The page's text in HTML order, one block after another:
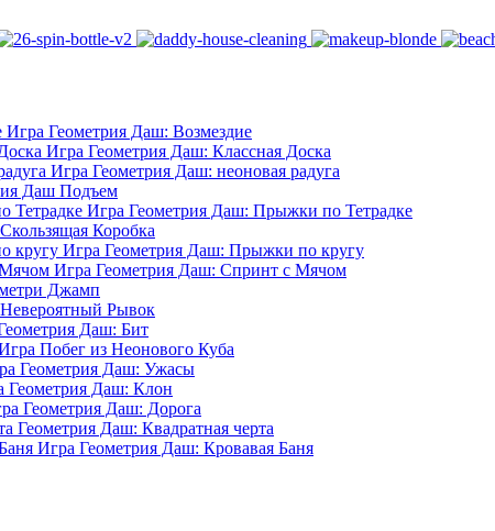
Игра Геометрия Даш: Возмездие
Игра Геометрия Даш: Классная Доска
Игра Геометрия Даш: неоновая радуга
Даш Подъем
Игра Геометрия Даш: Прыжки по Тетрадке
Коробка
Игра Геометрия Даш: Прыжки по кругу
Игра Геометрия Даш: Спринт с Мячом
Джамп
Рывок
Даш: Бит
Побег из Неонового Куба
Геометрия Даш: Ужасы
Геометрия Даш: Клон
Геометрия Даш: Дорога
Геометрия Даш: Квадратная черта
Игра Геометрия Даш: Кровавая Баня